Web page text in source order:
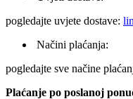
pogledajte uvjete dostave:
Načini plaćanja:
pogledajte sve načine
Plaćanje po poslanoj